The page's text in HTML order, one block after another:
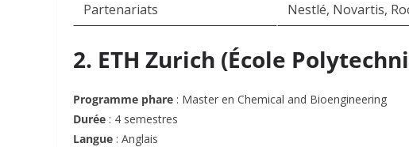
Partenariats
Nestlé, Novartis,
2. ETH Zurich (École
Programme phare : Master en Chemical and Bioengineering
Durée : 4 semestres
Langue : Anglais